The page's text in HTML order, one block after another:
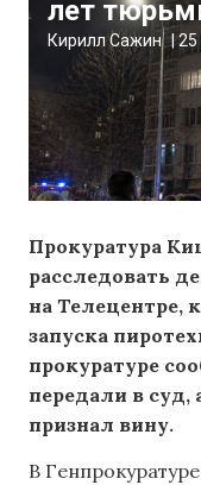
лет
Кирилл Сажин 25
Прокуратура
расследовать
на Телецентре,
запуска
прокуратуре
передали в
признал вину.
В